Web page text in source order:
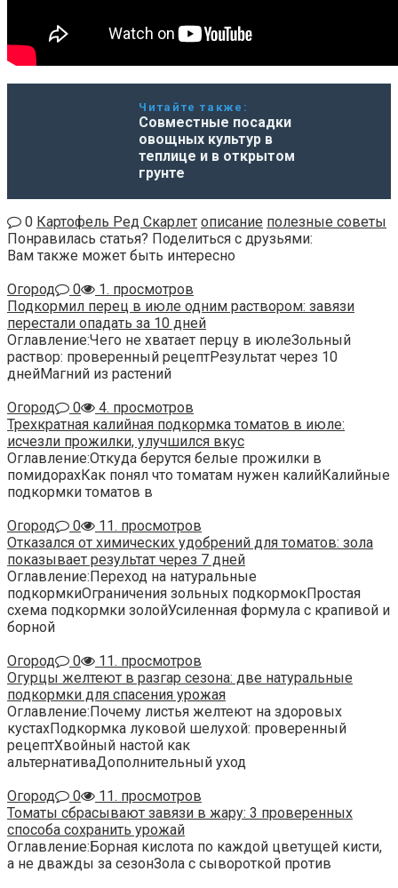
Читайте также:
Совместные посадки
овощных культур в
теплице и в открытом
грунте
0 Картофель Ред Скарлет описание полезные советы
Понравилась статья? Поделиться с друзьями:
Вам также может быть интересно
Огород
0
1. просмотров
Подкормил перец в июле одним раствором: завязи
перестали опадать за 10 дней
Оглавление:Чего не хватает перцу в июлеЗольный
раствор: проверенный рецептРезультат через 10
днейМагний из растений
Огород
0
4. просмотров
Трехкратная калийная подкормка томатов в июле:
исчезли прожилки, улучшился вкус
Оглавление:Откуда берутся белые прожилки в
помидорахКак понял что томатам нужен калийКалийные
подкормки томатов в
Огород
0
11. просмотров
Отказался от химических удобрений для томатов: зола
показывает результат через 7 дней
Оглавление:Переход на натуральные
подкормкиОграничения зольных подкормокПростая
схема подкормки золойУсиленная формула с крапивой и
борной
Огород
0
11. просмотров
Огурцы желтеют в разгар сезона: две натуральные
подкормки для спасения урожая
Оглавление:Почему листья желтеют на здоровых
кустахПодкормка луковой шелухой: проверенный
рецептХвойный настой как
альтернативаДополнительный уход
Огород
0
11. просмотров
Томаты сбрасывают завязи в жару: 3 проверенных
способа сохранить урожай
Оглавление:Борная кислота по каждой цветущей кисти,
а не дважды за сезонЗола с сывороткой против